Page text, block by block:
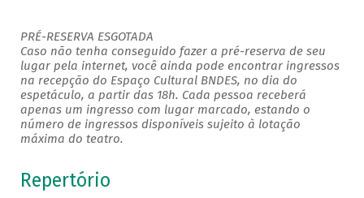
PRÉ-RESERVA ESGOTADA
Caso não tenha conseguido fazer a pré-reserva de seu
lugar pela internet, você ainda pode encontrar ingressos
na recepção do Espaço Cultural BNDES, no dia do
espetáculo, a partir das 18h. Cada pessoa receberá
apenas um ingresso com lugar marcado, estando o
número de ingressos disponíveis sujeito à lotação
máxima do teatro.
Repertório